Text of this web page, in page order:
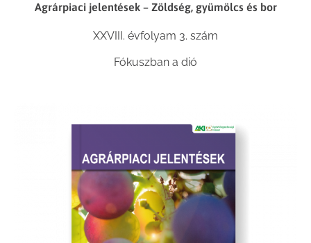
Agrárpiaci jelentések – Zöldség, gyümölcs és bor
XXVIII. évfolyam 3. szám
Fókuszban a dió